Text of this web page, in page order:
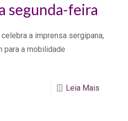
segunda-feira
a imprensa sergipana,
para a mobilidade
Leia Mais